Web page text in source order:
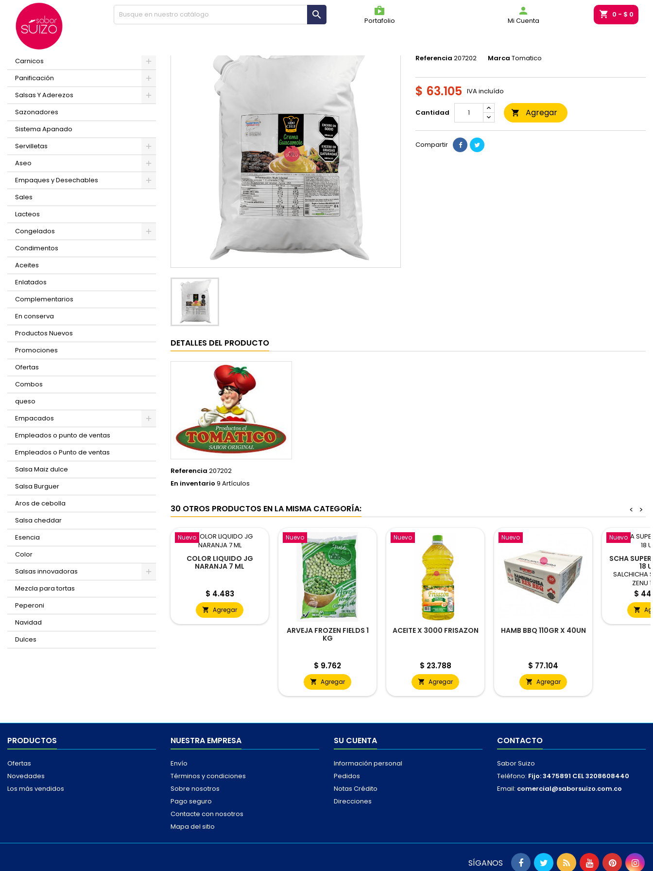
shopping_cart 0 - $ 0
 shopping_bag
Portafolio

Mi Cuenta
Inicio CREMA GUACAMOLE 3800 GR LIDO
PRODUCTOS
Carnicos
Panificación
Salsas Y Aderezos
Sazonadores
Sistema Apanado
Servilletas
Aseo
Empaques y Desechables
Sales
Lacteos
Congelados
Condimentos
Aceites
Enlatados
Complementarios
En conserva
Productos Nuevos
Promociones
Ofertas
Combos
queso
Empacados
Empleados o punto de ventas
Empleados o Punto de ventas
Salsa Maiz dulce
Salsa Burguer
Aros de cebolla
Salsa cheddar
Esencia
Color
Salsas innovadoras
Mezcla para tortas
Peperoni
Navidad
Dulces
Referencia 207202 Marca Tomatico
$ 63.105 IVA incluído
Cantidad  Agregar
Compartir
DETALLES DEL PRODUCTO
Referencia 207202
En inventario 9 Artículos
30 OTROS PRODUCTOS EN LA MISMA CATEGORÍA: >
<
Nuevo
COLOR LIQUIDO JG
NARANJA 7 ML
Precio
$ 4.483
 Agregar
Nuevo
ARVEJA FROZEN FIELDS 1
KG
Precio
$ 9.762
 Agregar
Nuevo
ACEITE X 3000 FRISAZON
Precio
$ 23.788
 Agregar
Nuevo
HAMB BBQ 110GR X 40UN
Precio
$ 77.104
 Agregar
Nuevo
SCHA
18
SALCHICHA
ZENU
$

PRODUCTOS
Ofertas
Novedades
Los más vendidos
NUESTRA EMPRESA
Envío
Términos y condiciones
Sobre nosotros
Pago seguro
Contacte con nosotros
Mapa del sitio
SU CUENTA
Información personal
Pedidos
Notas Crédito
Direcciones
CONTACTO
Sabor Suizo
Teléfono: Fijo: 3475891 CEL 3208608440
Email: comercial@saborsuizo.com.co
SÍGANOS